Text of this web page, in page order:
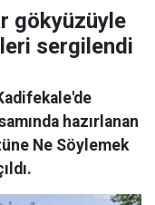
gökyüzüyle
sergilendi
hazırlanan
Ne Söylemek